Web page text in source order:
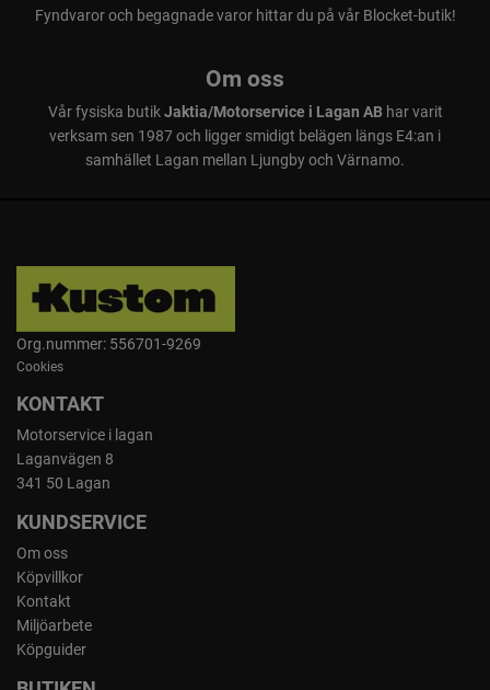
Fyndvaror och begagnade varor hittar du på vår Blocket-butik!
Om oss
Vår fysiska butikJaktia/Motorservice i Lagan ABhar varit
verksam sen 1987 och ligger smidigt belägen längs E4:an i
samhället Lagan mellan Ljungby och Värnamo.
Org.nummer: 556701-9269
Cookies
KONTAKT
Motorservice i lagan
Laganvägen 8
341 50 Lagan
KUNDSERVICE
Om oss
Köpvillkor
Kontakt
Miljöarbete
Köpguider